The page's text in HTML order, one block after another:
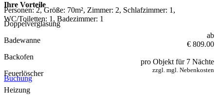
Personen: 2, Größe: 70m², Zimmer: 2, Schlafzimmer: 1,
WC/Toiletten: 1, Badezimmer: 1
ab
€ 809.00
pro Objekt für 7 Nächte
zzgl. mgl. Nebenkosten
Buchung
Ihre Vorteile
Doppelverglasung
Badewanne
Backofen
Feuerlöscher
Heizung